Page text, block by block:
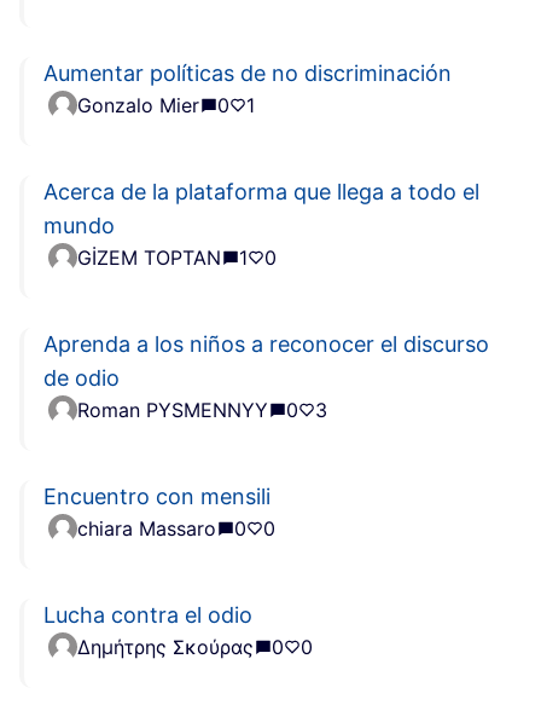
Aumentar políticas de no discriminación
Gonzalo Mier 0 1
Acerca de la plataforma que llega a todo el
mundo
GİZEM TOPTAN 1 0
Aprenda a los niños a reconocer el discurso
de odio
Roman PYSMENNYY 0 3
Encuentro con mensili
chiara Massaro 0 0
Lucha contra el odio
Δημήτρης Σκούρας 0 0